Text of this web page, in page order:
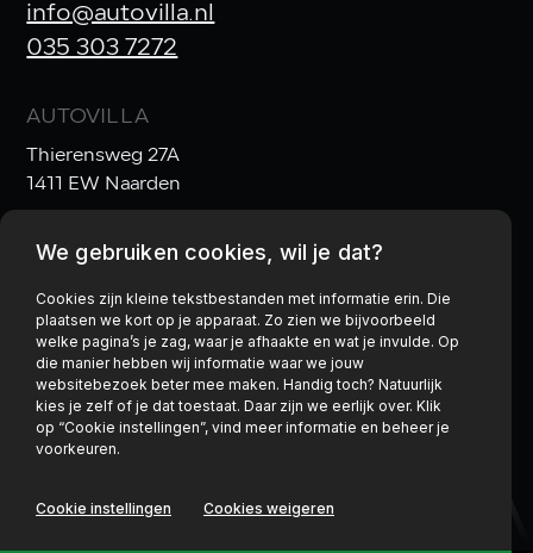
info@autovilla.nl
035 303 7272
AUTOVILLA
Thierensweg 27A
1411 EW Naarden
OPENINGSTIJDEN
Ma t/m Vr: 10:00–17:30
Za:10:00–17:00& Zo:gesloten
Privacy policy
We gebruiken cookies, wil je dat?
Cookies zijn kleine tekstbestanden met informatie erin. Die
plaatsen we kort op je apparaat. Zo zien we bijvoorbeeld
welke pagina’s je zag, waar je afhaakte en wat je invulde. Op
die manier hebben wij informatie waar we jouw
websitebezoek beter mee maken. Handig toch? Natuurlijk
kies je zelf of je dat toestaat. Daar zijn we eerlijk over. Klik
op “Cookie instellingen”, vind meer informatie en beheer je
voorkeuren.
Cookie instellingen Cookies weigeren